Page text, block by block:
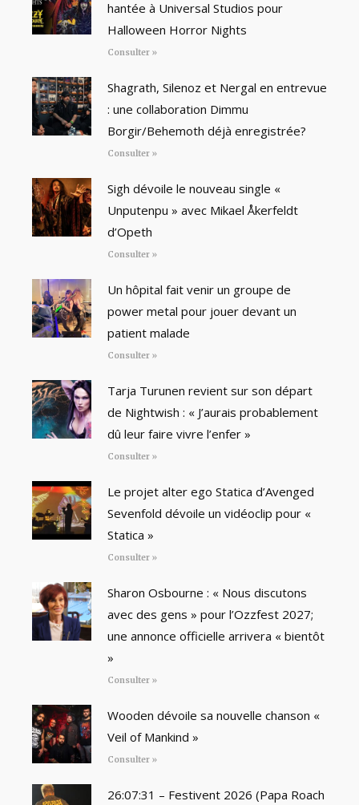
hantée à Universal Studios pour
Halloween Horror Nights
Consulter »
Shagrath, Silenoz et Nergal en entrevue
: une collaboration Dimmu
Borgir/Behemoth déjà enregistrée?
Consulter »
Sigh dévoile le nouveau single «
Unputenpu » avec Mikael Åkerfeldt
d’Opeth
Consulter »
Un hôpital fait venir un groupe de
power metal pour jouer devant un
patient malade
Consulter »
Tarja Turunen revient sur son départ
de Nightwish : « J’aurais probablement
dû leur faire vivre l’enfer »
Consulter »
Le projet alter ego Statica d’Avenged
Sevenfold dévoile un vidéoclip pour «
Statica »
Consulter »
Sharon Osbourne : « Nous discutons
avec des gens » pour l’Ozzfest 2027;
une annonce officielle arrivera « bientôt
»
Consulter »
Wooden dévoile sa nouvelle chanson «
Veil of Mankind »
Consulter »
26:07:31 – Festivent 2026 (Papa Roach